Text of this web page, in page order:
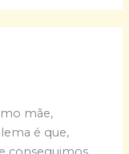
mãe,
é que,